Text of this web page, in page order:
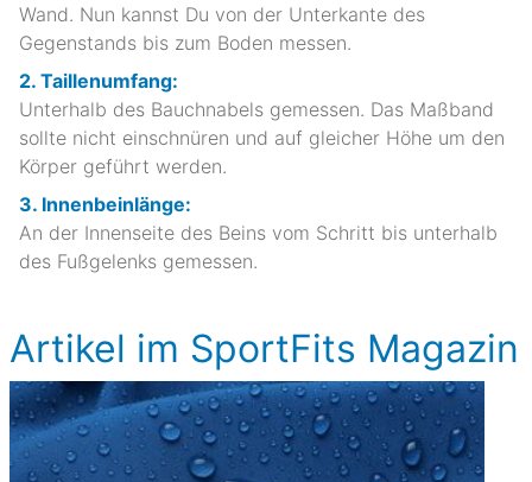
Wand. Nun kannst Du von der Unterkante des
Gegenstands bis zum Boden messen.
2. Taillenumfang:
Unterhalb des Bauchnabels gemessen. Das Maßband
sollte nicht einschnüren und auf gleicher Höhe um den
Körper geführt werden.
3. Innenbeinlänge:
An der Innenseite des Beins vom Schritt bis unterhalb
des Fußgelenks gemessen.
Artikel im SportFits Magazin